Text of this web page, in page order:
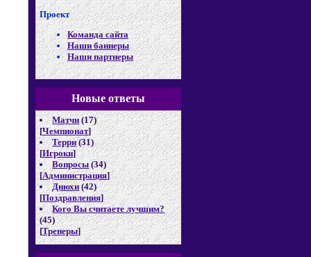
Проект
Команда сайта
Наши баннеры
Наши партнеры
Новые ответы
Матчи (17)
[Чемпионат]
Терри (31)
[Игроки]
Вопросы (34)
[Администрация]
Днюхи (42)
[Поздравления]
Кого Вы считаете лучшим?
(45)
[Тренеры]